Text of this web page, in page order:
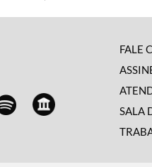
E DVDs
FALE
SALA